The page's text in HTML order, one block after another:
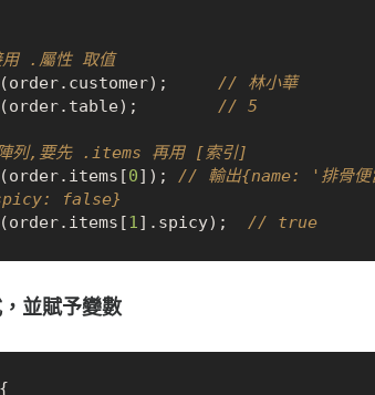
.屬性 取值
(order. customer); // 林小華
(order. table); // 5
列,要先 .items 再用 [索引]
(order. items [0]); // 輸出{name: '排骨
false}
(order. items [1]. spicy); // true
並賦予變數